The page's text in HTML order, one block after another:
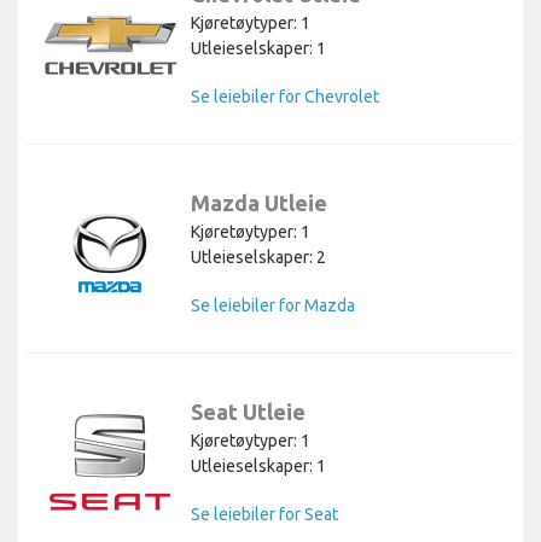
Kjøretøytyper: 1
Utleieselskaper: 1
Se leiebiler for Chevrolet
Mazda Utleie
Kjøretøytyper: 1
Utleieselskaper: 2
Se leiebiler for Mazda
Seat Utleie
Kjøretøytyper: 1
Utleieselskaper: 1
Se leiebiler for Seat